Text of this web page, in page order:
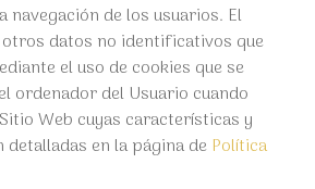
navegación de los usuarios. El
datos no identificativos que
el uso de cookies que se
ordenador del Usuario cuando
Web cuyas características y
en la página dePolítica